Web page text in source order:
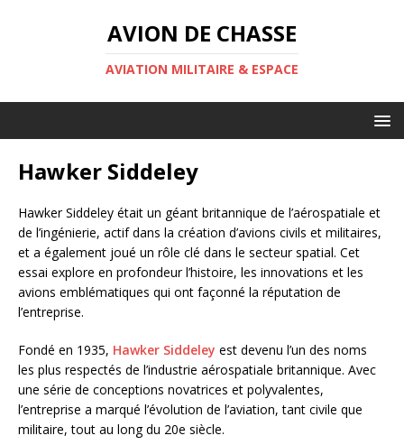
AVION DE CHASSE
AVIATION MILITAIRE & ESPACE
Hawker Siddeley
Hawker Siddeley était un géant britannique de l’aérospatiale et
de l’ingénierie, actif dans la création d’avions civils et militaires,
et a également joué un rôle clé dans le secteur spatial. Cet
essai explore en profondeur l’histoire, les innovations et les
avions emblématiques qui ont façonné la réputation de
l’entreprise.
Fondé en 1935, Hawker Siddeley est devenu l’un des noms
les plus respectés de l’industrie aérospatiale britannique. Avec
une série de conceptions novatrices et polyvalentes,
l’entreprise a marqué l’évolution de l’aviation, tant civile que
militaire, tout au long du 20e siècle.